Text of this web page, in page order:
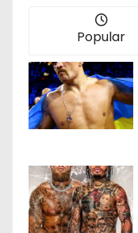
o
n
e
d
e
g
Popular